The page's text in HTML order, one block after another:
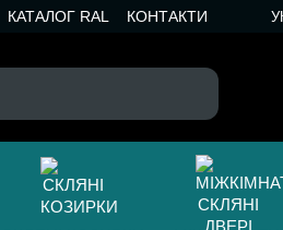
КАТАЛОГ RAL
КОНТАКТИ